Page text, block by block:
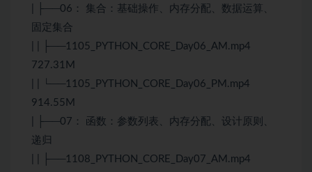
| ├──06： 集合：基础操作、内存分配、数据运算、
固定集合
| | ├──1105_PYTHON_CORE_Day06_AM.mp4
727.31M
| | └──1105_PYTHON_CORE_Day06_PM.mp4
914.55M
| ├──07： 函数：参数列表、内存分配、设计原则、
递归
| | ├──1108_PYTHON_CORE_Day07_AM.mp4